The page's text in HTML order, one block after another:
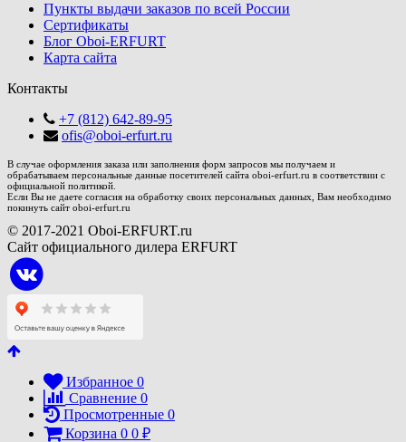
Пункты выдачи заказов по всей России
Сертификаты
Блог Oboi-ERFURT
Карта сайта
Контакты
+7 (812) 642-89-95
ofis@oboi-erfurt.ru
В случае оформления заказа или заполнения форм запросов мы получаем и
обрабатываем персональные данные посетителей сайта oboi-erfurt.ru в соответствии с
официальной политикой.
Если Вы не даете согласия на обработку своих персональных данных, Вам необходимо
покинуть сайт oboi-erfurt.ru
© 2017-2021 Oboi-ERFURT.ru
Сайт официального дилера ERFURT
Избранное 0
Сравнение 0
Просмотренные 0
Корзина 0 0 ₽